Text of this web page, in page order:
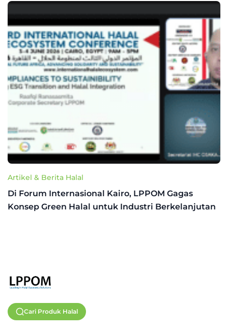
Artikel & Berita Halal
Di Forum Internasional Kairo, LPPOM Gagas
Konsep Green Halal untuk Industri Berkelanjutan
Cari Produk Halal